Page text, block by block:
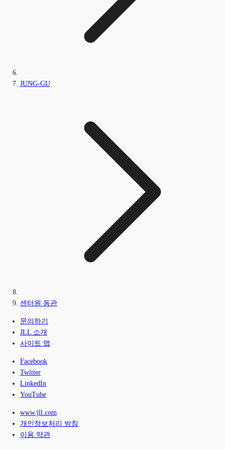
JUNG-GU
센터원 동관
문의하기
JLL 소개
사이트 맵
Facebook
Twitter
LinkedIn
YouTube
www.jll.com
개인정보처리 방침
이용 약관